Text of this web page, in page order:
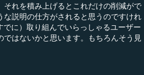
れを積み上げるとこれだけの削減がで
説明の仕方がされると思うのですけれ
に）取り組んでいらっしゃるユーザー
はないかと思います。もちろんそう見